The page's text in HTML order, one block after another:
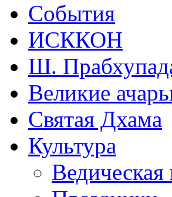
События
ИСККОН
Ш.
Великие
Святая Дхама
Культура
Ведическая